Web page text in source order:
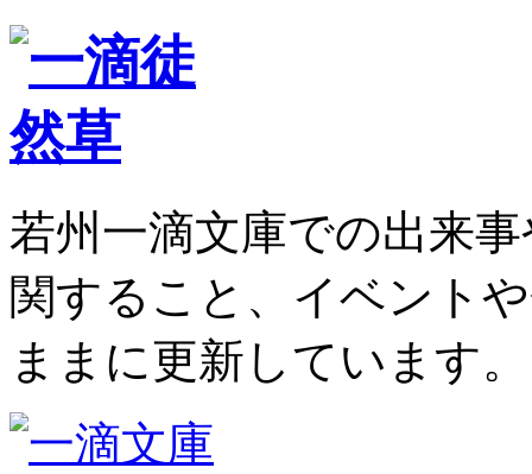
若州一滴文庫での出来
関すること、イベント
ままに更新しています。